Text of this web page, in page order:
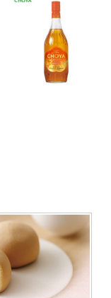
日ごろに再入
りがとうござい
認ください
キャンペーン実